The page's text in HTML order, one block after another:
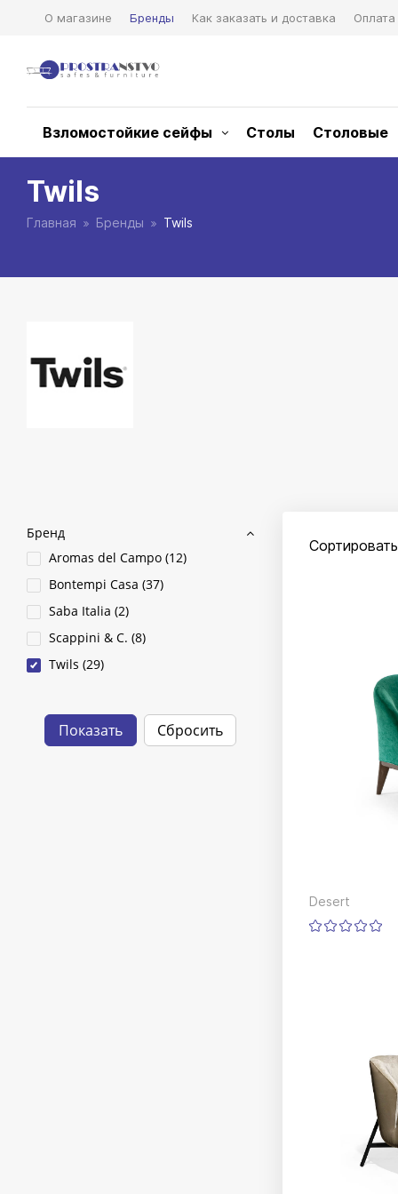
О магазине Бренды Как заказать и доставка Оплата
Взломостойкие сейфы Столы Столовые
Twils
Главная Бренды Twils
Бренд
Aromas del Campo (12)
Bontempi Casa (37)
Saba Italia (2)
Scappini & C. (8)
Twils (29)
Desert